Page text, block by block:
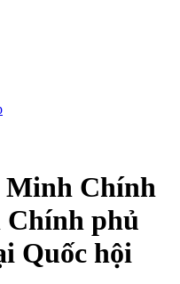
Minh Chính
Chính phủ
Quốc hội